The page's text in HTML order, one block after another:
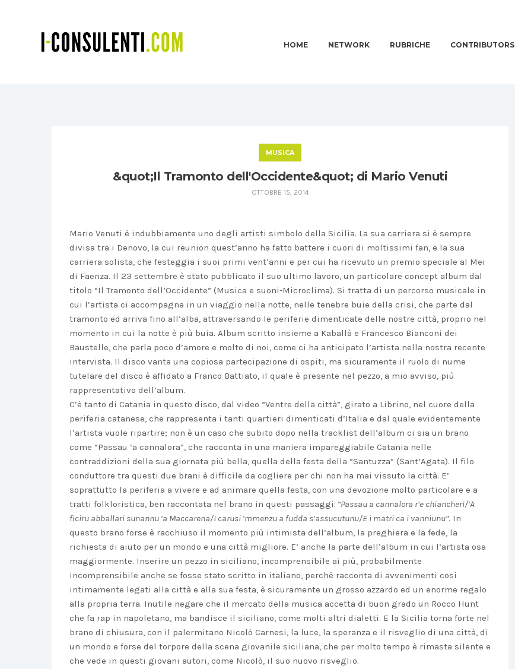
HOME NETWORK RUBRICHE CONTRIBUTORS
MUSICA
&quot;Il Tramonto dell'Occidente&quot; di Mario Venuti
OTTOBRE 15, 2014
Mario Venuti è indubbiamente uno degli artisti simbolo della Sicilia. La sua carriera si è sempre
divisa tra i Denovo, la cui reunion quest’anno ha fatto battere i cuori di moltissimi fan, e la sua
carriera solista, che festeggia i suoi primi vent’anni e per cui ha ricevuto un premio speciale al Mei
di Faenza. Il 23 settembre è stato pubblicato il suo ultimo lavoro, un particolare concept album dal
titolo “Il Tramonto dell’Occidente” (Musica e suoni-Microclima). Si tratta di un percorso musicale in
cui l’artista ci accompagna in un viaggio nella notte, nelle tenebre buie della crisi, che parte dal
tramonto ed arriva fino all’alba, attraversando le periferie dimenticate delle nostre città, proprio nel
momento in cui la notte è più buia. Album scritto insieme a Kaballà e Francesco Bianconi dei
Baustelle, che parla poco d’amore e molto di noi, come ci ha anticipato l’artista nella nostra recente
intervista. Il disco vanta una copiosa partecipazione di ospiti, ma sicuramente il ruolo di nume
tutelare del disco è affidato a Franco Battiato, il quale è presente nel pezzo, a mio avviso, più
rappresentativo dell’album.
C’è tanto di Catania in questo disco, dal video “Ventre della città”, girato a Librino, nel cuore della
periferia catanese, che rappresenta i tanti quartieri dimenticati d’Italia e dal quale evidentemente
l’artista vuole ripartire; non è un caso che subito dopo nella tracklist dell’album ci sia un brano
come “Passau ‘a cannalora”, che racconta in una maniera impareggiabile Catania nelle
contraddizioni della sua giornata più bella, quella della festa della “Santuzza” (Sant’Agata). Il filo
conduttore tra questi due brani è difficile da cogliere per chi non ha mai vissuto la città. E’
soprattutto la periferia a vivere e ad animare quella festa, con una devozione molto particolare e a
tratti folkloristica, ben raccontata nel brano in questi passaggi: “Passau a cannalora r’e chiancheri/‘A
ficiru abballari sunannu ‘a Maccarena/I carusi ‘mmenzu a fudda s’assucutunu/E i matri ca i vanniunu”. In
questo brano forse è racchiuso il momento più intimista dell’album, la preghiera e la fede, la
richiesta di aiuto per un mondo e una città migliore. E’ anche la parte dell’album in cui l’artista osa
maggiormente. Inserire un pezzo in siciliano, incomprensibile ai più, probabilmente
incomprensibile anche se fosse stato scritto in italiano, perchè racconta di avvenimenti così
intimamente legati alla città e alla sua festa, è sicuramente un grosso azzardo ed un enorme regalo
alla propria terra. Inutile negare che il mercato della musica accetta di buon grado un Rocco Hunt
che fa rap in napoletano, ma bandisce il siciliano, come molti altri dialetti. E la Sicilia torna forte nel
brano di chiusura, con il palermitano Nicolò Carnesi, la luce, la speranza e il risveglio di una città, di
un mondo e forse del torpore della scena giovanile siciliana, che per molto tempo è rimasta silente e
che vede in questi giovani autori, come Nicolò, il suo nuovo risveglio.